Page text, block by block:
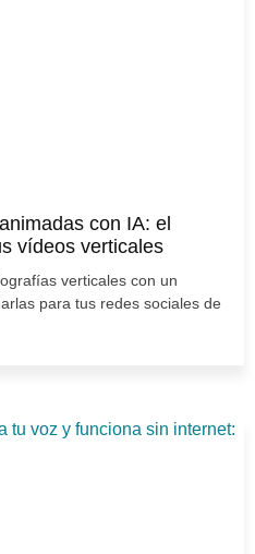
con IA: el
vídeos verticales
verticales con un
para tus redes sociales de